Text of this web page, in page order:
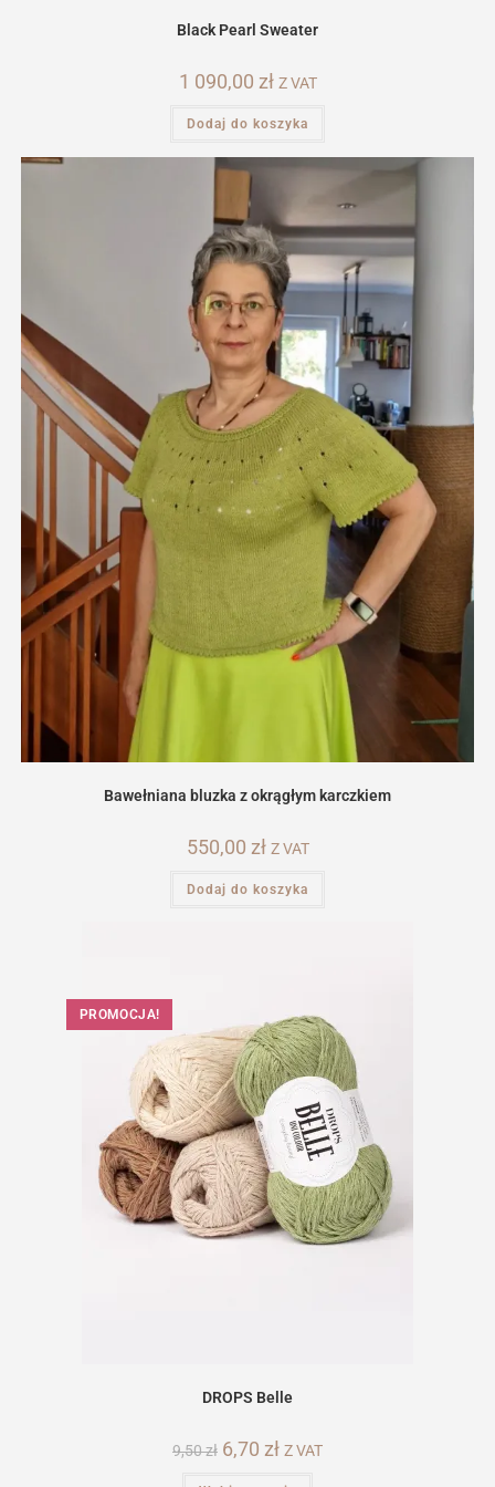
Black Pearl Sweater
1 090,00 zł Z VAT
Dodaj do koszyka
Bawełniana bluzka z okrągłym karczkiem
550,00 zł Z VAT
Dodaj do koszyka
PROMOCJA!
DROPS Belle
9,50zł Pierwotna
cena
6,70 złAktualna
cena
Z VAT